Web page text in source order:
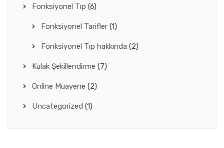
Fonksiyonel Tıp (6)
Fonksiyonel Tarifler (1)
Fonksiyonel Tıp hakkında (2)
Kulak Şekillendirme (7)
Online Muayene (2)
Uncategorized (1)